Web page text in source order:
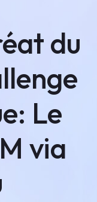
du
Le
via